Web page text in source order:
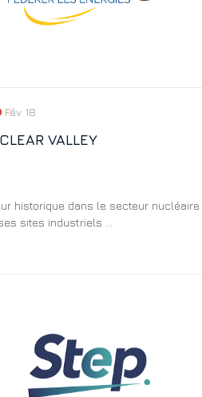
Fév 18
VALLEY
historique dans le secteur nucléaire
sites industriels ...